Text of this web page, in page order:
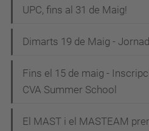
UPC, fins al 31 de Maig!
Dimarts 19 de Maig -
Fins el 15 de maig -
CVA Summer School
El MAST i el MASTEAM